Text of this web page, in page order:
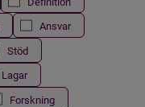
Ansvar
Stöd
Lagar
Forskning